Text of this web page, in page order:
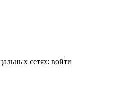
сетях: войти